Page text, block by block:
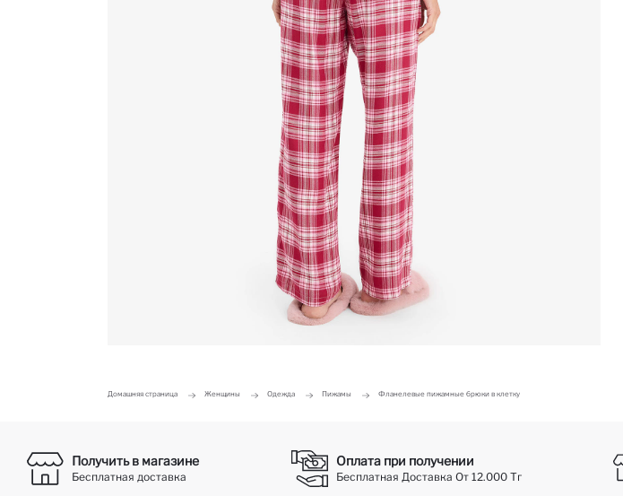
Домашняя страница Женщины Одежда Пижамы Фланелевые пижамные брюки в клетку
Получить в магазине
Бесплатная доставка
Оплата при получении
Бесплатная Доставка От 12.000 Тг